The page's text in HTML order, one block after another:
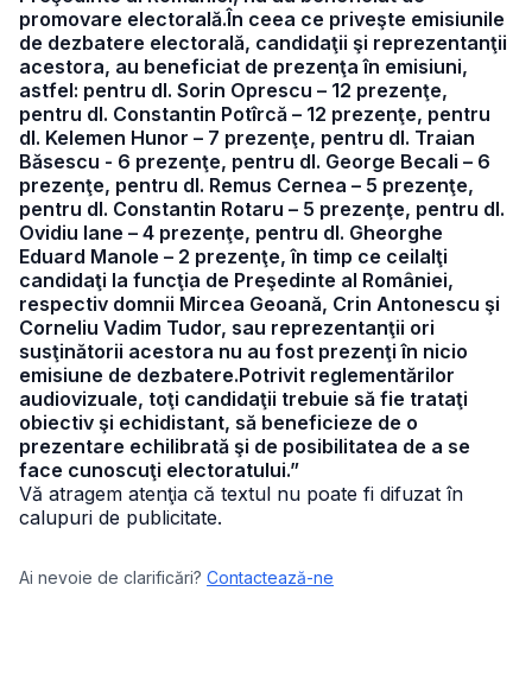
promovare electorală.În ceea ce priveşte emisiunile
de dezbatere electorală, candidaţii şi reprezentanţii
acestora, au beneficiat de prezenţa în emisiuni,
astfel: pentru dl. Sorin Oprescu – 12 prezenţe,
pentru dl. Constantin Potîrcă – 12 prezenţe, pentru
dl. Kelemen Hunor – 7 prezenţe, pentru dl. Traian
Băsescu - 6 prezenţe, pentru dl. George Becali – 6
prezenţe, pentru dl. Remus Cernea – 5 prezenţe,
pentru dl. Constantin Rotaru – 5 prezenţe, pentru dl.
Ovidiu Iane – 4 prezenţe, pentru dl. Gheorghe
Eduard Manole – 2 prezenţe, în timp ce ceilalţi
candidaţi la funcţia de Preşedinte al României,
respectiv domnii Mircea Geoană, Crin Antonescu şi
Corneliu Vadim Tudor, sau reprezentanţii ori
susţinătorii acestora nu au fost prezenţi în nicio
emisiune de dezbatere.Potrivit reglementărilor
audiovizuale, toţi candidaţii trebuie să fie trataţi
obiectiv şi echidistant, să beneficieze de o
prezentare echilibrată şi de posibilitatea de a se
face cunoscuţi electoratului.”
Vă atragem atenţia că textul nu poate fi difuzat în
calupuri de publicitate.
Ai nevoie de clarificări? Contactează-ne